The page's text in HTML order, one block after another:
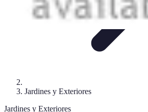
Jardines y Exteriores
Jardines y Exteriores